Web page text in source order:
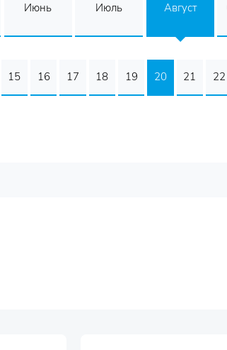
Июнь Июль Август
15 16 17 18 19 20 21 22